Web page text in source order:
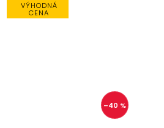
VÝHODNÁ
CENA
–40 %